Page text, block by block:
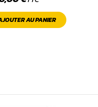
AU PANIER